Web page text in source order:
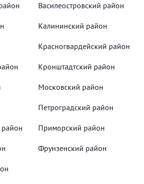
Василеостровский район
Калининский район
Красногвардейский район
Кронштадтский район
Московский район
Петроградский район
Приморский район
Фрунзенский район